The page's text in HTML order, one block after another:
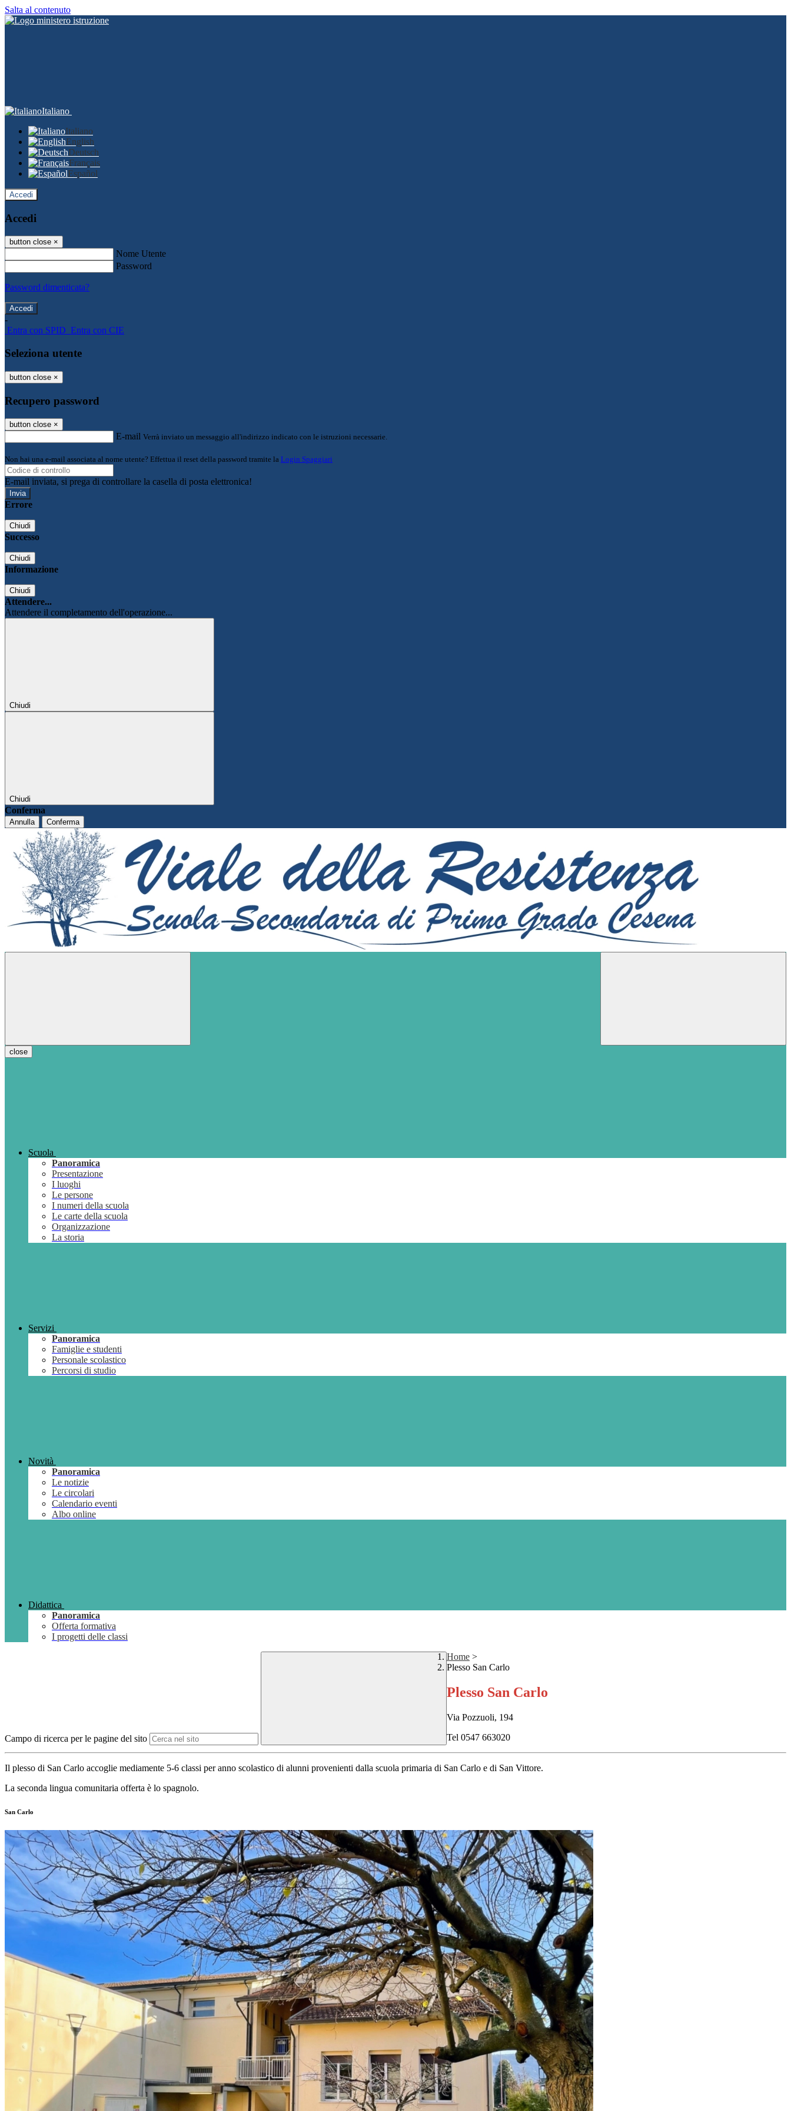
Salta al contenuto
Italiano
Italiano
English
Deutsch
Français
Español
Accedi
Accedi
button close ×
Nome Utente
Password
Password dimenticata?
-
Entra con SPID Entra con CIE
Seleziona utente
button close ×
Recupero password
button close ×
E-mail Verrà inviato un messaggio all'indirizzo indicato con le istruzioni necessarie.
Non hai una e-mail associata al nome utente? Effettua il reset della password tramite la Login Spaggiari
E-mail inviata, si prega di controllare la casella di posta elettronica!
Errore
Chiudi
Successo
Chiudi
Informazione
Chiudi
Attendere...
Attendere il completamento dell'operazione...
Chiudi
Chiudi
Conferma
Annulla Conferma
close
Scuola
Panoramica
Presentazione
I luoghi
Le persone
I numeri della scuola
Le carte della scuola
Organizzazione
La storia
Servizi
Panoramica
Famiglie e studenti
Personale scolastico
Percorsi di studio
Novità
Panoramica
Le notizie
Le circolari
Calendario eventi
Albo online
Didattica
Panoramica
Offerta formativa
I progetti delle classi
Campo di ricerca per le pagine del sito
Home >
Plesso San Carlo
Plesso San Carlo
Via Pozzuoli, 194
Tel 0547 663020
Il plesso di San Carlo accoglie mediamente 5-6 classi per anno scolastico di alunni provenienti dalla scuola primaria di San Carlo e di San Vittore.
La seconda lingua comunitaria offerta è lo spagnolo.
San Carlo